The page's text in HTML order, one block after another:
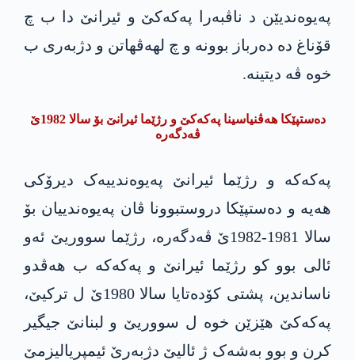
په‌یوه‌ندیێن د ناڤبەرا پەکەکێ و ئیرانێ دا ب چ
قۆناغ دە دەرباز بوونە و چ لهەڤهاتن و دژبەری ب
خوە ڤە دیتینە.
دەستپێکا هەڤنیاسینا پەکەکێ و رژێما ئیرانێ بۆ سالا 1982ێ
ڤەدگەرە
پەکەکە و رژێما ئیرانێ په‌یوه‌ندییەک دیرۆکی
هەیە و دەستپێکا دروستبوونا ڤان په‌یوه‌ندییان بۆ
سالا 1981-1982ێ ڤەدگەرە، رژێما سووریێ ئەو
ئالی بوو کو رژێما ئیرانێ و پەکەکە ب هەڤدو
ناساندین، پشتی کۆدەتایا سالا 1980ێ ل ترکیێ،
پەکەکێ هێزێن خوە ل سووریێ و لبنانێ جیگیر
کرن و بوو بەشەک ژ ئالیێ دژبەرێ ئیمپریالیزمێ